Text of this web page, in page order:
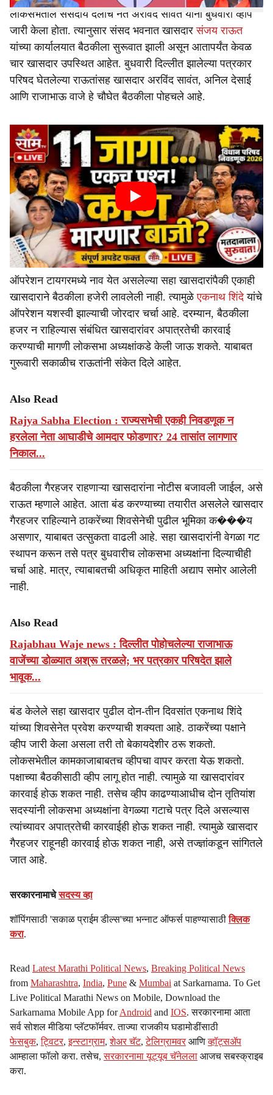
लोकसभेतील संसदीय दलाचे नेते अरविंद सावंत यांनी बुधवारी व्हीप
जारी केला होता. त्यानुसार संसद भवनात खासदारसंजय राऊत
यांच्या कार्यालयात बैठकीला सुरूवात झाली असून आतापर्यंत केवळ
चार खासदार उपस्थित आहेत. बुधवारी दिल्लीत झालेल्या पत्रकार
परिषद घेतलेल्या राऊतांसह खासदार अरविंद सावंत, अनिल देसाई
आणि राजाभाऊ वाजे हे चौघेत बैठकीला पोहचले आहे.
ऑपरेशन टायगरमध्ये नाव येत असलेल्या सहा खासदारांपैकी एकाही
खासदाराने बैठकीला हजेरी लावलेली नाही. त्यामुळेएकनाथ शिंदेयांचे
ऑपरेशन यशस्वी झाल्याची जोरदार चर्चा आहे. दरम्यान, बैठकीला
हजर न राहिल्यास संबंधित खासदारांवर अपात्रतेची कारवाई
करण्याची मागणी लोकसभा अध्यक्षांकडे केली जाऊ शकते. याबाबत
गुरूवारी सकाळीच राऊतांनी संकेत दिले आहेत.
Also Read
Rajya Sabha Election : राज्यसभेची एकही निवडणूक न
हरलेला नेता आघाडीचे आमदार फोडणार? 24 तासांत लागणार
निकाल...
बैठकीला गैरहजर राहणाऱ्या खासदारांना नोटीस बजावली जाईल, असे
राऊत म्हणाले आहेत. आता बंड करण्याच्या तयारीत असलेले खासदार
गैरहजर राहिल्याने ठाकरेंच्या शिवसेनेची पुढील भूमिका क���य
असणार, याबाबत उत्सुकता वाढली आहे. सहा खासदारांनी वेगळा गट
स्थापन करून तसे पत्र बुधवारीच लोकसभा अध्यक्षांना दिल्याचीही
चर्चा आहे. मात्र, त्याबाबतची अधिकृत माहिती अद्याप समोर आलेली
नाही.
Also Read
Rajabhau Waje news : दिल्लीत पोहोचलेल्या राजाभाऊ
वाजेंच्या डोळ्यात अश्रू तरळले; भर पत्रकार परिषदेत झाले
भावूक...
बंड केलेले सहा खासदार पुढील दोन-तीन दिवसांत एकनाथ शिंदे
यांच्या शिवसेनेत प्रवेश करण्याची शक्यता आहे. ठाकरेंच्या पक्षाने
व्हीप जारी केला असला तरी तो बेकायदेशीर ठरू शकतो.
लोकसभेतील कामकाजाबाबतच व्हीपचा वापर करता येऊ शकतो.
पक्षाच्या बैठकीसाठी व्हीप लागू होत नाही. त्यामुळे या खासदारांवर
कारवाई होऊ शकत नाही. तसेच व्हीप काढण्याआधीच दोन तृतियांश
सदस्यांनी लोकसभा अध्यक्षांना वेगळ्या गटाचे पत्र दिले असल्यास
त्यांच्यावर अपात्रतेची कारवाईही होऊ शकत नाही. त्यामुळे खासदार
गैरहजर राहूनही कारवाई होऊ शकत नाही, असे तज्ज्ञांकडून सांगितले
जात आहे.
सरकारनामाचेसदस्य व्हा
शॉपिंगसाठी 'सकाळ प्राईम डील्स'च्या भन्नाट ऑफर्स पाहण्यासाठीक्लिक
करा.
Read Latest Marathi Political News, Breaking Political News
from Maharashtra, India, Pune & Mumbai at Sarkarnama. To Get
Live Political Marathi News on Mobile, Download the
Sarkarnama Mobile App forAndroid and IOS. सरकारनामा आता
सर्व सोशल मीडिया प्लॅटफॉर्मवर. ताज्या राजकीय घडामोडींसाठी
फेसबुक,ट्विटर,इन्स्टाग्राम,शेअर चॅट,टेलिग्रामवर आणिव्हॉट्सॲप
आम्हाला फॉलो करा. तसेच,सरकारनामा यूट्यूब चॅनेलला आजच सबस्क्राइब
करा.